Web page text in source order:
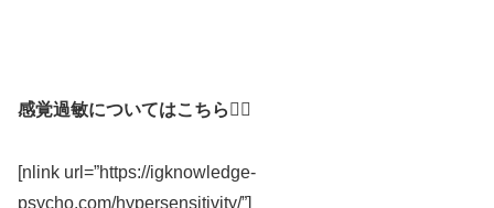
感覚過敏についてはこちら💁‍♂️
[nlink url=”https://igknowledge-
psycho.com/hypersensitivity/”]